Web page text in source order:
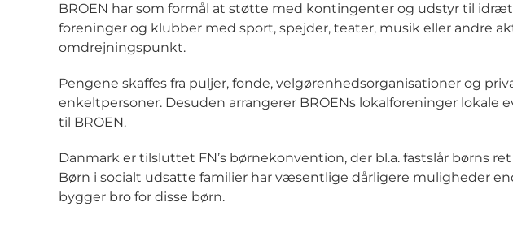
BROEN har som formål at støtte med kontingenter og udstyr til
foreninger og klubber med sport, spejder, teater, musik eller andre
omdrejningspunkt.
Pengene skaffes fra puljer, fonde, velgørenhedsorganisationer og
enkeltpersoner. Desuden arrangerer BROENs lokalforeninger
til BROEN.
Danmark er tilsluttet FN’s børnekonvention, der bl.a. fastslår børns
Børn i socialt udsatte familier har væsentlige dårligere muligheder
bygger bro for disse børn.